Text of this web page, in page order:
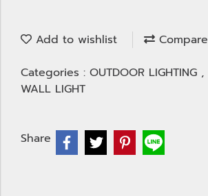
Add to wishlist
Compare
Categories : OUTDOOR LIGHTING ,
WALL LIGHT
Share